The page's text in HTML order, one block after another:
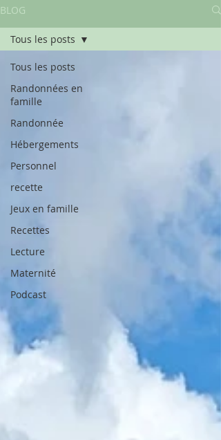
BLOG
Tous les posts
Randonnées en
famille
Randonnée
Hébergements
Personnel
recette
Jeux en famille
Recettes
Lecture
Maternité
Podcast
Tous les posts